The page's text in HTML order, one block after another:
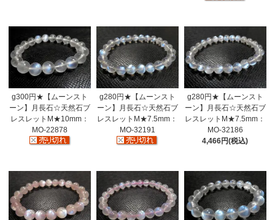
g300円★【ムーンスト
ーン】月長石☆天然石ブ
レスレットM★10mm：
MO-22878
g280円★【ムーンスト
ーン】月長石☆天然石ブ
レスレットM★7.5mm：
MO-32191
g280円★【ムーンスト
ーン】月長石☆天然石ブ
レスレットM★7.5mm：
MO-32186
4,466円(税込)